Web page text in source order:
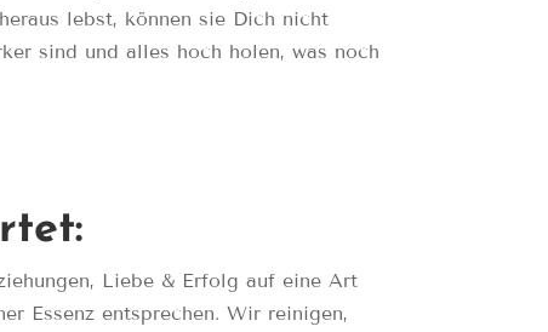
lebst, können sie Dich nicht
sind und alles hoch holen, was noch
Liebe & Erfolg auf eine Art
Essenz entsprechen. Wir reinigen,